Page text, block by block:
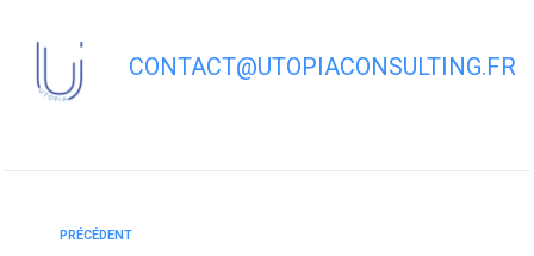
CONTACT@UTOPIACONSULTING.FR
PRÉCÉDENT